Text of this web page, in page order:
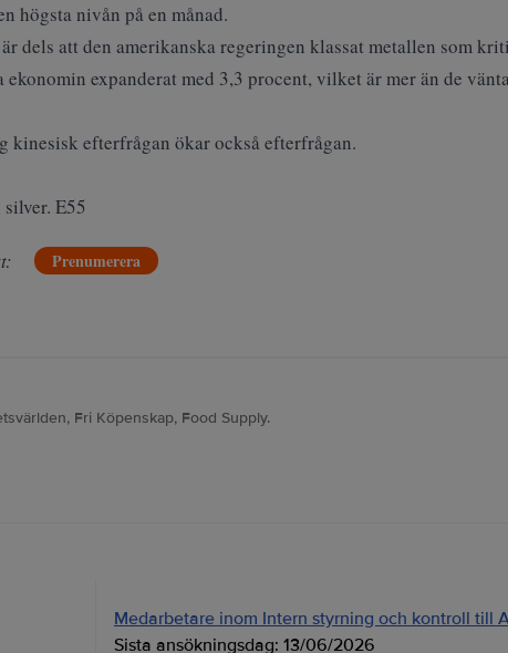
högsta nivån på en månad.
dels att den amerikanska regeringen klassat metallen som
expanderat med 3,3 procent, vilket är mer än de
efterfrågan ökar också efterfrågan.
E55
Prenumerera
Fri Köpenskap, Food Supply.
Medarbetare inom Intern styrning och kontroll till
Sista ansökningsdag: 13/06/2026